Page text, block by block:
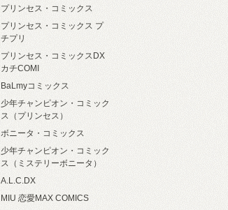
プリンセス・コミックス
プリンセス・コミックス プ
チプリ
プリンセス・コミックスDX
カチCOMI
BaLmyコミックス
少年チャンピオン・コミック
ス（プリンセス）
ボニータ・コミックス
少年チャンピオン・コミック
ス（ミステリーボニータ）
A.L.C.DX
MIU 恋愛MAX COMICS